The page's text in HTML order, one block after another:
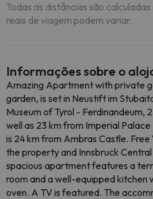
Todas as distâncias são
reais de viagem podem variar.
Informações sobre o
Amazing Apartment with private
garden, is set in Neustift im
Museum of Tyrol - Ferdinandeum,
well as 23 km from Imperial
is 24 km from Ambras Castle.
the property and Innsbruck
spacious apartment features a
room and a well-equipped kitchen
oven. A TV is featured. The